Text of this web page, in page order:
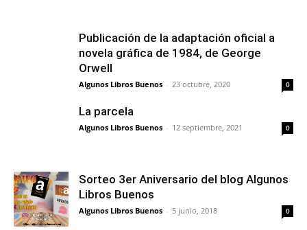
Publicación de la adaptación oficial a
novela gráfica de 1984, de George
Orwell
Algunos Libros Buenos - 23 octubre, 2020 0
La parcela
Algunos Libros Buenos - 12 septiembre, 2021 0
Sorteo 3er Aniversario del blog Algunos
Libros Buenos
Algunos Libros Buenos - 5 junio, 2018 0